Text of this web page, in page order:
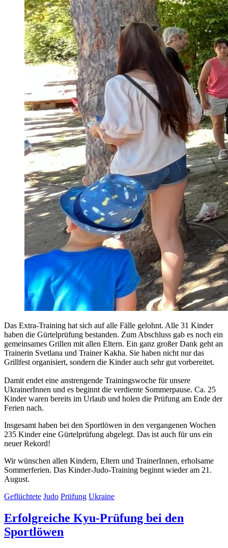
Das Extra-Training hat sich auf alle Fälle gelohnt. Alle 31 Kinder
haben die Gürtelprüfung bestanden. Zum Abschluss gab es noch ein
gemeinsames Grillen mit allen Eltern. Ein ganz großer Dank geht an
Trainerin Svetlana und Trainer Kakha. Sie haben nicht nur das
Grillfest organisiert, sondern die Kinder auch sehr gut vorbereitet.
Damit endet eine anstrengende Trainingswoche für unsere
UkrainerInnen und es beginnt die verdiente Sommerpause. Ca. 25
Kinder waren bereits im Urlaub und holen die Prüfung am Ende der
Ferien nach.
Insgesamt haben bei den Sportlöwen in den vergangenen Wochen
235 Kinder eine Gürtelprüfung abgelegt. Das ist auch für uns ein
neuer Rekord!
Wir wünschen allen Kindern, Eltern und TrainerInnen, erholsame
Sommerferien. Das Kinder-Judo-Training beginnt wieder am 21.
August.
Geflüchtete Judo Prüfung Ukraine
Erfolgreiche Kyu-Prüfung bei den
Sportlöwen